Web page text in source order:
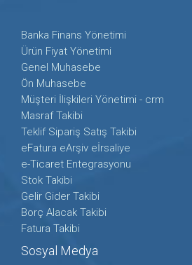
Banka Finans Yönetimi
Ürün Fiyat Yönetimi
Genel Muhasebe
Ön Muhasebe
Müşteri İlişkileri Yönetimi - crm
Masraf Takibi
Teklif Sipariş Satış Takibi
eFatura eArşiv eİrsaliye
e-Ticaret Entegrasyonu
Stok Takibi
Gelir Gider Takibi
Borç Alacak Takibi
Fatura Takibi
Sosyal Medya